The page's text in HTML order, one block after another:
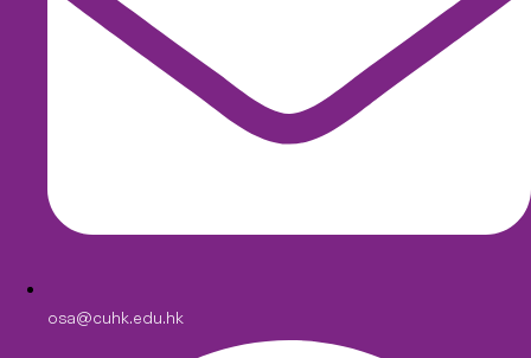
osa@cuhk.edu.hk